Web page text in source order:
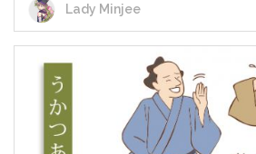
Lady Minjee